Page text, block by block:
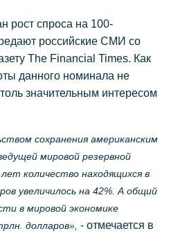
рост спроса на 100-
российские СМИ со
The Financial Times. Как
данного номинала не
значительным интересом
сохранения американским
мировой резервной
количество находящихся в
увеличилось на 42%. А общий
в мировой экономике
долларов», - отмечается в